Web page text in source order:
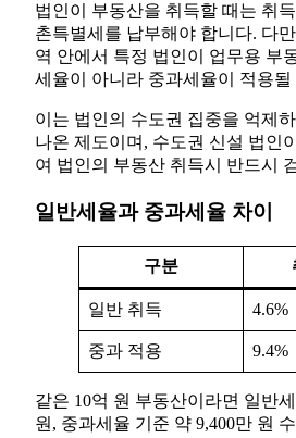
법인이 부동산을 취득할 때는 취
촌특별세를 납부해야 합니다. 다
역 안에서 특정 법인이 업무용 부
세율이 아니라 중과세율이 적용될
이는 법인의 수도권 집중을 억제
나온 제도이며, 수도권 신설 법인
여 법인의 부동산 취득시 반드시
일반세율과 중과세율 차이
구분
일반 취득 4.6%
중과 적용 9.4%
같은 10억 원 부동산이라면 일반
원, 중과세율 기준 약 9,400만 원